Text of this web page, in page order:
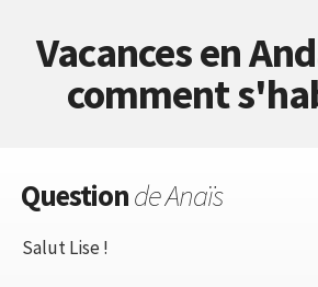
Vacances en
comment
Questionde Anaïs
Salut Lise !